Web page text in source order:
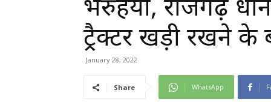
ट्रैक्टर खड़ी रखने के
January 28, 2022
Share WhatsApp